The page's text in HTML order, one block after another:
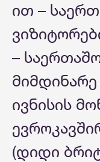
ით –
–
ივნისის
(დიდი